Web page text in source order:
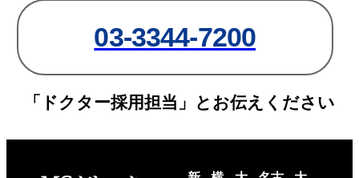
03-3344-7200
「ドクター採用担当」とお伝えください